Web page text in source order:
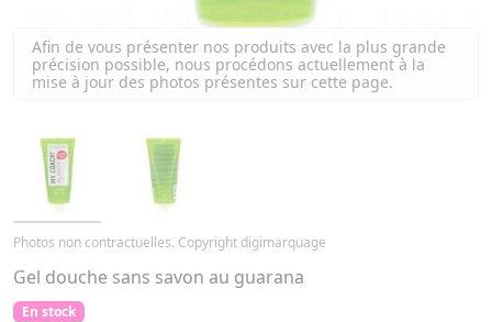
Afin de vous présenter nos produits avec la plus grande
précision possible, nous procédons actuellement à la
mise à jour des photos présentes sur cette page.
Photos non contractuelles. Copyright digimarquage
Gel douche sans savon au guarana
En stock